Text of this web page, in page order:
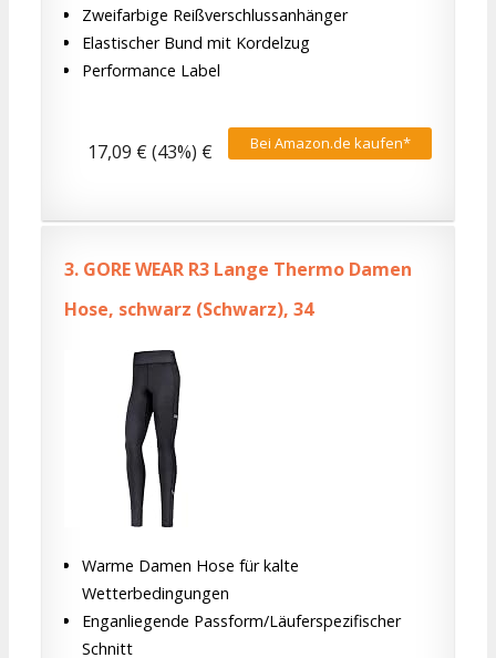
Zweifarbige Reißverschlussanhänger
Elastischer Bund mit Kordelzug
Performance Label
Bei Amazon.de kaufen*
17,09 € (43%) €
3. GORE WEAR R3 Lange Thermo Damen
Hose, schwarz (Schwarz), 34
Warme Damen Hose für kalte
Wetterbedingungen
Enganliegende Passform/Läuferspezifischer
Schnitt